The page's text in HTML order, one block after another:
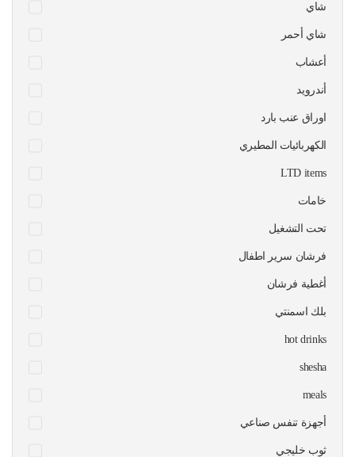
شاي
شاي أحمر
أعشاب
أندرويد
اوراق عنب بارد
الكهربائيات المطيري
LTD items
خامات
تحت التشغيل
فرشان سرير اطفال
أغطية فرشان
بلك اسمنتي
hot drinks
shesha
meals
أجهزة تنفس صناعي
ثوب خليجي